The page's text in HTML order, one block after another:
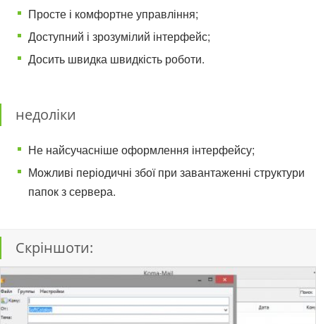
Просте і комфортне управління;
Доступний і зрозумілий інтерфейс;
Досить швидка швидкість роботи.
недоліки
Не найсучасніше оформлення інтерфейсу;
Можливі періодичні збої при завантаженні структури
папок з сервера.
Скріншоти: